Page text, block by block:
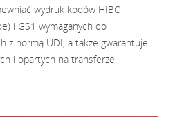
wydruk kodów HIBC
i GS1 wymaganych do
z normą UDI, a także gwarantuje
i opartych na transferze